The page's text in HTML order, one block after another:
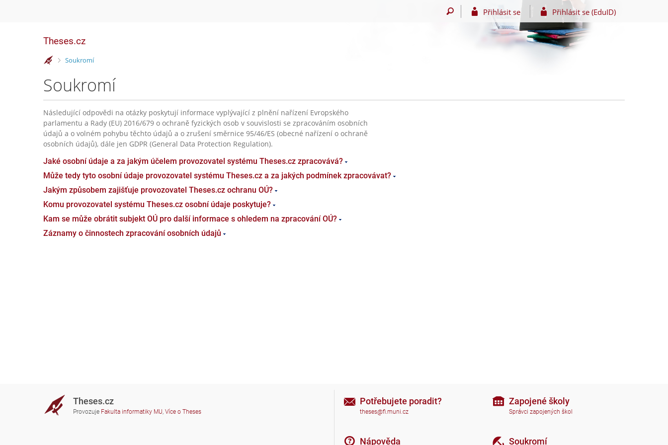
Přihlásit se Přihlásit se (EduID)
Theses.cz
>
Soukromí
Soukromí
Následující odpovědi na otázky poskytují informace vyplývající z plnění nařízení Evropského
parlamentu a Rady (EU) 2016/679 o ochraně fyzických osob v souvislosti se zpracováním osobních
údajů a o volném pohybu těchto údajů a o zrušení směrnice 95/46/ES (obecné nařízení o ochraně
osobních údajů), dále jen GDPR (General Data Protection Regulation).
Jaké osobní údaje a za jakým účelem provozovatel systému Theses.cz zpracovává?
Může tedy tyto osobní údaje provozovatel systému Theses.cz a za jakých podmínek zpracovávat?
Jakým způsobem zajišťuje provozovatel Theses.cz ochranu OÚ?
Komu provozovatel systému Theses.cz osobní údaje poskytuje?
Kam se může obrátit subjekt OÚ pro další informace s ohledem na zpracování OÚ?
Záznamy o činnostech zpracování osobních údajů
Theses.cz
Provozuje Fakulta informatiky MU, Více o Theses
Potřebujete poradit?
theses@fi.muni.cz
Nápověda
Zapojené školy
Správci zapojených škol
Soukromí